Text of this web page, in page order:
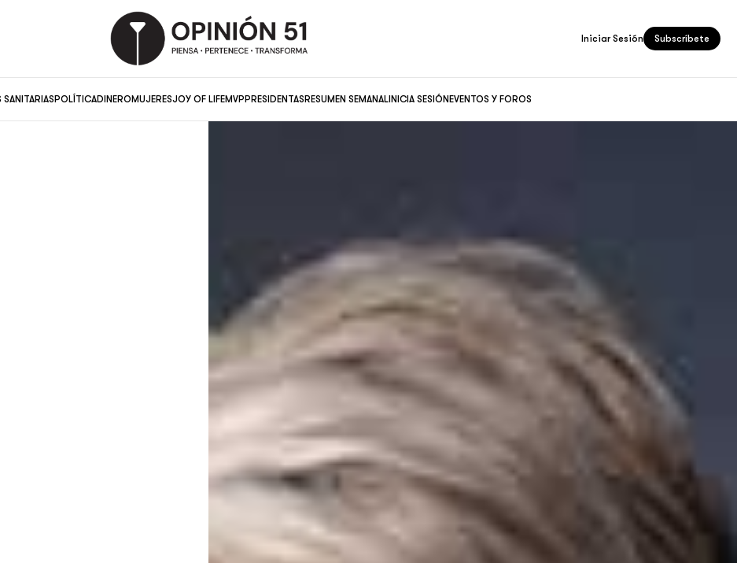
SANITARIASPOLÍTICADINEROMUJERESJOY OF LIFEMVPPRESIDENTASRESUMEN SEMANALINICIA SESIÓNEVENTOS Y FOROS
Iniciar Sesión Subscríbete